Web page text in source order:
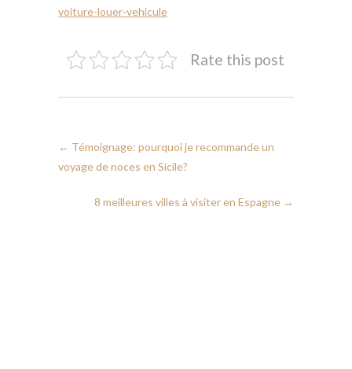
voiture-louer-vehicule
Rate this post
← Témoignage: pourquoi je recommande un
voyage de noces en Sicile?
8 meilleures villes à visiter en Espagne →